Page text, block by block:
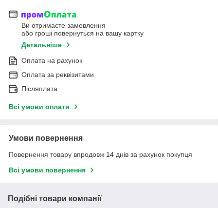
Ви отримаєте замовлення
або гроші повернуться на вашу картку
Детальніше
Оплата на рахунок
Оплата за реквізитами
Післяплата
Всі умови оплати
Умови повернення
Повернення товару впродовж 14 днів за рахунок покупця
Всі умови повернення
Подібні товари компанії